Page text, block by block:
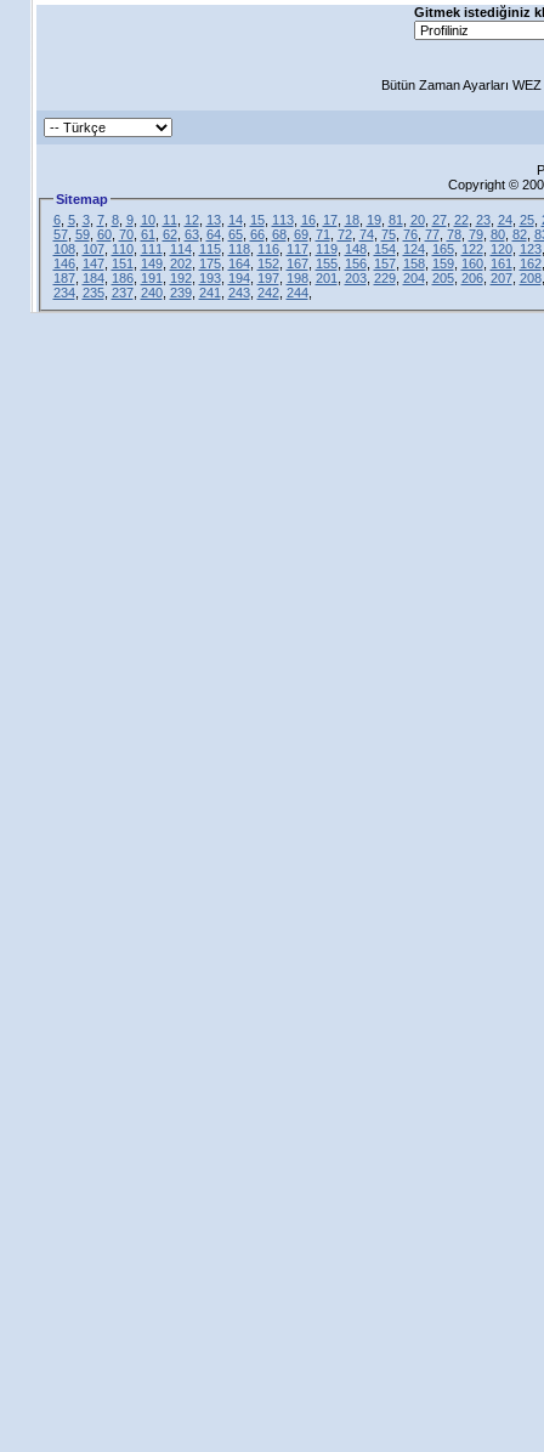
Gitmek istediğiniz
Bütün Zaman Ayarları
Copyright ©
Sitemap
6, 5, 3, 7, 8, 9, 10, 11 12, 13, 14, 15, 113, 16, 17, 18, 19, 81 20, 27, 22, 23, 24, 25,
57, 59, 60, 70, 61 62, 63, 64, 65, 66, 68, 69, 71 72, 74, 75, 76, 77, 78, 79, 80, 82,
108, 107, 110, 111 114, 115, 118, 116, 117, 119, 148, 154, 124, 165, 122, 120, 123
146, 147, 151 149, 202, 175, 164, 152, 167, 155, 156, 157, 158, 159, 160, 161 162
187, 184, 186, 191 192, 193, 194, 197, 198, 201 203, 229, 204, 205, 206, 207, 208
234, 235, 237, 240, 239, 241 243, 242, 244,